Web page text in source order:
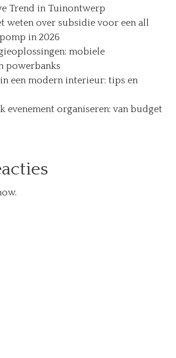
Trend in Tuinontwerp
weten over subsidie voor een all
in 2026
mobiele
powerbanks
een modern interieur: tips en
evenement organiseren: van budget